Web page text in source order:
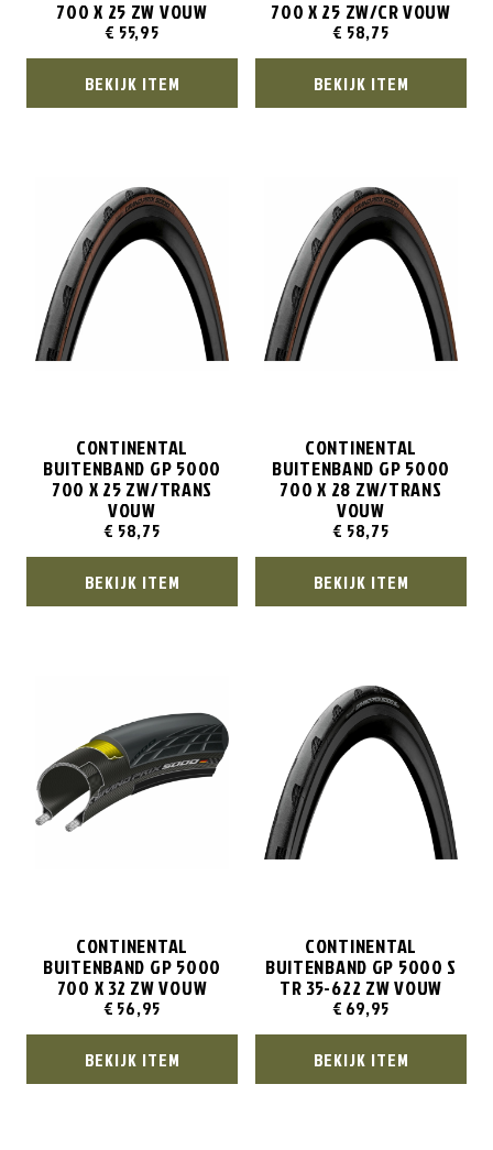
700 X 25 ZW VOUW
€ 55,95
BEKIJK ITEM
700 X 25 ZW/CR VOUW
€ 58,75
BEKIJK ITEM
CONTINENTAL
BUITENBAND GP 5000
700 X 25 ZW/TRANS
VOUW
€ 58,75
BEKIJK ITEM
CONTINENTAL
BUITENBAND GP 5000
700 X 28 ZW/TRANS
VOUW
€ 58,75
BEKIJK ITEM
CONTINENTAL
BUITENBAND GP 5000
700 X 32 ZW VOUW
€ 56,95
BEKIJK ITEM
CONTINENTAL
BUITENBAND GP 5000 S
TR 35-622 ZW VOUW
€ 69,95
BEKIJK ITEM